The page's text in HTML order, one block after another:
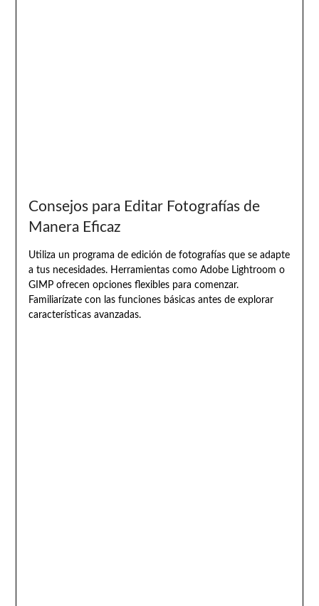
Consejos para Editar Fotografías de
Manera Eficaz
Utiliza un programa de edición de fotografías que se adapte
a tus necesidades. Herramientas como Adobe Lightroom o
GIMP ofrecen opciones flexibles para comenzar.
Familiarízate con las funciones básicas antes de explorar
características avanzadas.